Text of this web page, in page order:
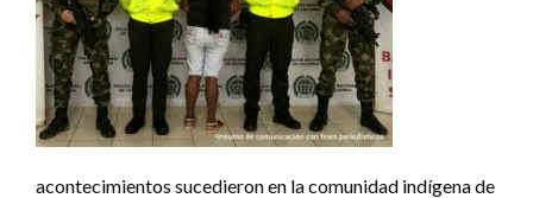
acontecimientos sucedieron en la comunidad indígena de